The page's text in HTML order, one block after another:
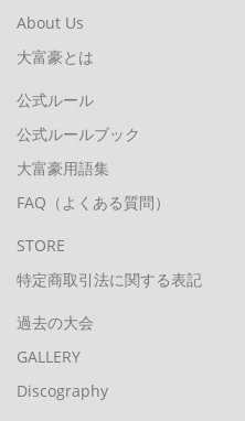
About Us
大富豪とは
公式ルール
公式ルールブック
大富豪用語集
FAQ（よくある質問）
STORE
特定商取引法に関する表記
過去の大会
GALLERY
Discography